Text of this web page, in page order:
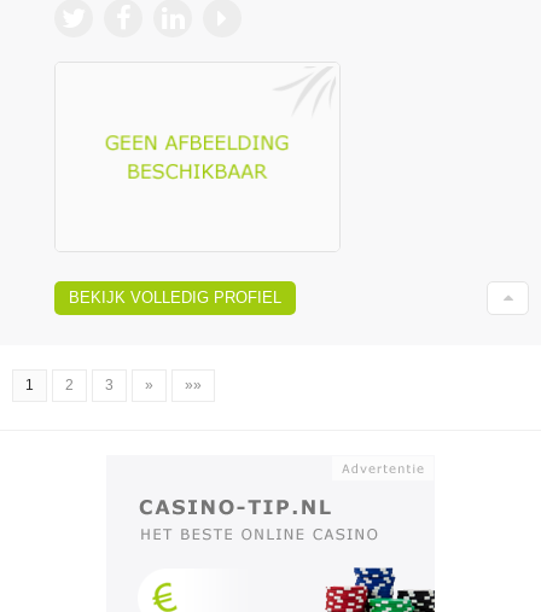
BEKIJK VOLLEDIG PROFIEL
1 2 3 » »»